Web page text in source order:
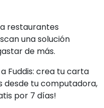
restaurantes
una solución
de más.
Fuddis: crea tu carta
desde tu computadora,
por 7 días!